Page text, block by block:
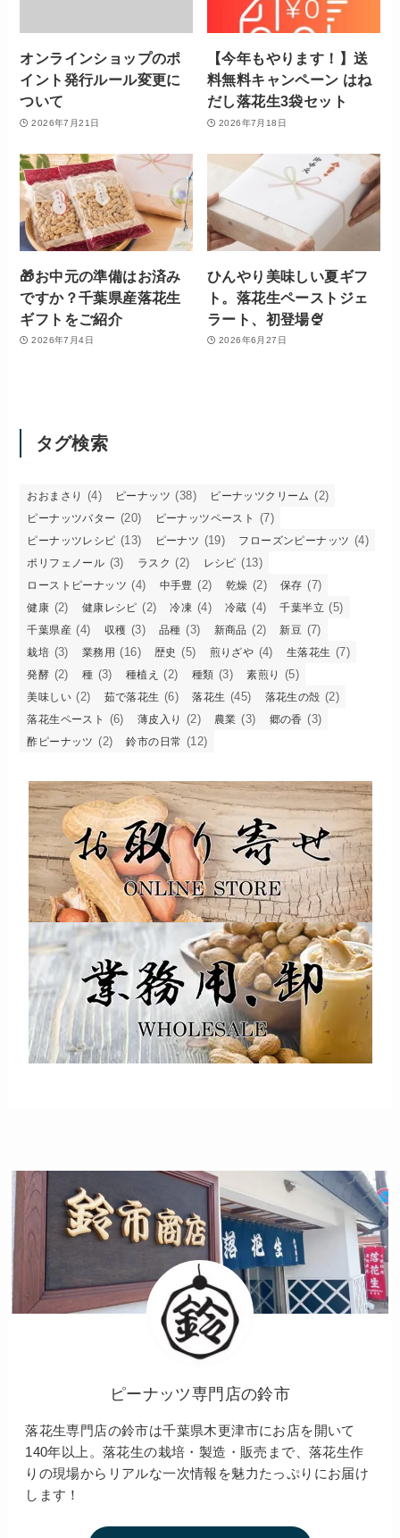
オンラインショップのポ
イント発行ルール変更に
ついて
2026年7月21日
【今年もやります！】送
料無料キャンペーン はね
だし落花生3袋セット
2026年7月18日
🎁お中元の準備はお済み
ですか？千葉県産落花生
ギフトをご紹介
2026年7月4日
ひんやり美味しい夏ギフ
ト。落花生ペーストジェ
ラート、初登場🍨
2026年6月27日
タグ検索
おおまさり (4) ピーナッツ (38) ピーナッツクリーム (2)
ピーナッツバター (20) ピーナッツペースト (7)
ピーナッツレシピ (13) ピーナツ (19) フローズンピーナッツ (4)
ポリフェノール (3) ラスク (2) レシピ (13)
ローストピーナッツ (4) 中手豊 (2) 乾燥 (2) 保存 (7)
健康 (2) 健康レシピ (2) 冷凍 (4) 冷蔵 (4) 千葉半立 (5)
千葉県産 (4) 収穫 (3) 品種 (3) 新商品 (2) 新豆 (7)
栽培 (3) 業務用 (16) 歴史 (5) 煎りざや (4) 生落花生 (7)
発酵 (2) 種 (3) 種植え (2) 種類 (3) 素煎り (5)
美味しい (2) 茹で落花生 (6) 落花生 (45) 落花生の殻 (2)
落花生ペースト (6) 薄皮入り (2) 農業 (3) 郷の香 (3)
酢ピーナッツ (2) 鈴市の日常 (12)
ピーナッツ専門店の鈴市
落花生専門店の鈴市は千葉県木更津市にお店を開いて
140年以上。落花生の栽培・製造・販売まで、落花生作
りの現場からリアルな一次情報を魅力たっぷりにお届け
します！